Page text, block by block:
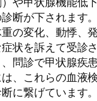
断が下されます
の変化、動悸、
状を訴えて受診
問診で甲状腺疾
、これらの血液
に繋げています。